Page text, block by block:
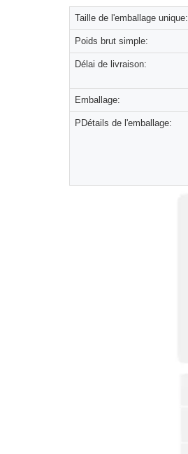
Taille de l'emballage unique:
Poids brut simple:
Délai de livraison:
Emballage:
PDétails de l'emballage: